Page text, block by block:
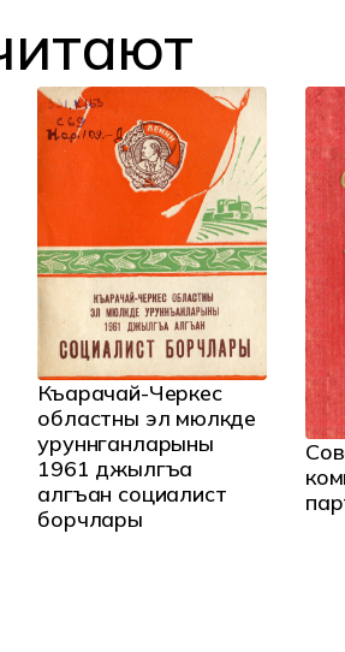
Къарачай-Черкес
областны эл мюлкде
уруннганларыны
1961 джылгъа
алгъан социалист
борчлары